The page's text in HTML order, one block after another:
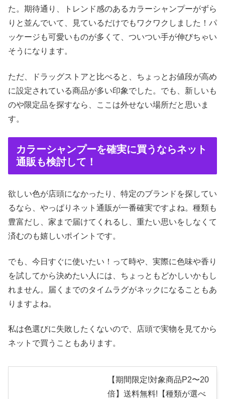
た。期待通り、トレンド感のあるカラーシャンプーがずら
りと並んでいて、見ているだけでもワクワクしました！パ
ッケージも可愛いものが多くて、ついつい手が伸びちゃい
そうになります。
ただ、ドラッグストアと比べると、ちょっとお値段が高め
に設定されている商品が多い印象でした。でも、新しいも
のや限定品を探すなら、ここは外せない場所だと思いま
す。
カラーシャンプーを確実に買うならネット
通販も検討して！
欲しい色が店頭になかったり、特定のブランドを探してい
るなら、やっぱりネット通販が一番確実ですよね。種類も
豊富だし、家まで届けてくれるし、重たい思いをしなくて
済むのも嬉しいポイントです。
でも、今日すぐに使いたい！って時や、実際に色味や香り
を試してから決めたい人には、ちょっともどかしいかもし
れません。届くまでのタイムラグがネックになることもあ
りますよね。
私は色選びに失敗したくないので、店頭で実物を見てから
ネットで買うこともあります。
【期間限定!対象商品P2〜20
倍】送料無料!【種類が選べ